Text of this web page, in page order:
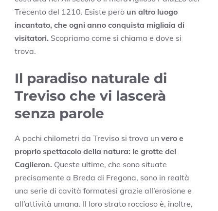
Trecento del 1210. Esiste però un altro luogo
incantato, che ogni anno conquista migliaia di
visitatori. Scopriamo come si chiama e dove si
trova.
Il paradiso naturale di
Treviso che vi lascerà
senza parole
A pochi chilometri da Treviso si trova un vero e
proprio spettacolo della natura: le grotte del
Caglieron. Queste ultime, che sono situate
precisamente a Breda di Fregona, sono in realtà
una serie di cavità formatesi grazie all’erosione e
all’attività umana. Il loro strato roccioso è, inoltre,